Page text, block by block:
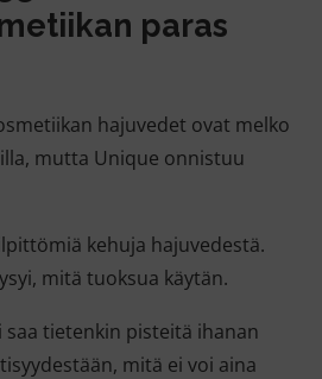
paras
hajuvedet ovat melko
mutta Unique onnistuu
kehuja hajuvedestä.
mitä tuoksua käytän.
saa tietenkin pisteitä ihanan
mitä ei voi aina